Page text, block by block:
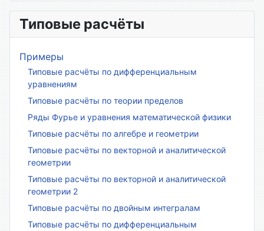
Типовые расчёты
Примеры
Типовые расчёты по дифференциальным
уравнениям
Типовые расчёты по теории пределов
Ряды Фурье и уравнения математической физики
Типовые расчёты по алгебре и геометрии
Типовые расчёты по векторной и аналитической
геометрии
Типовые расчёты по векторной и аналитической
геометрии 2
Типовые расчёты по двойным интегралам
Типовые расчёты по дифференциальным